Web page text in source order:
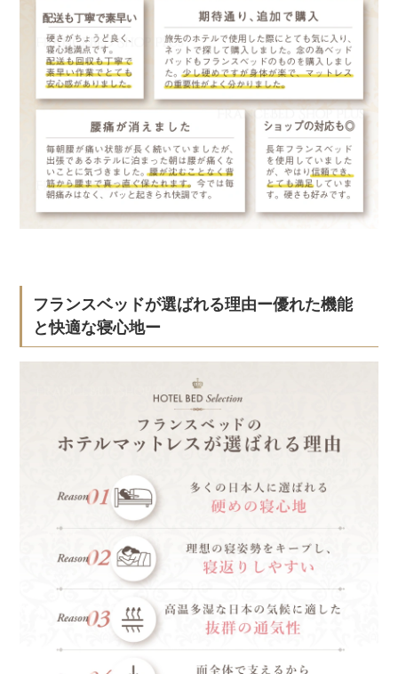
フランスベッドが選ばれる理由ー優れた機能
と快適な寝心地ー